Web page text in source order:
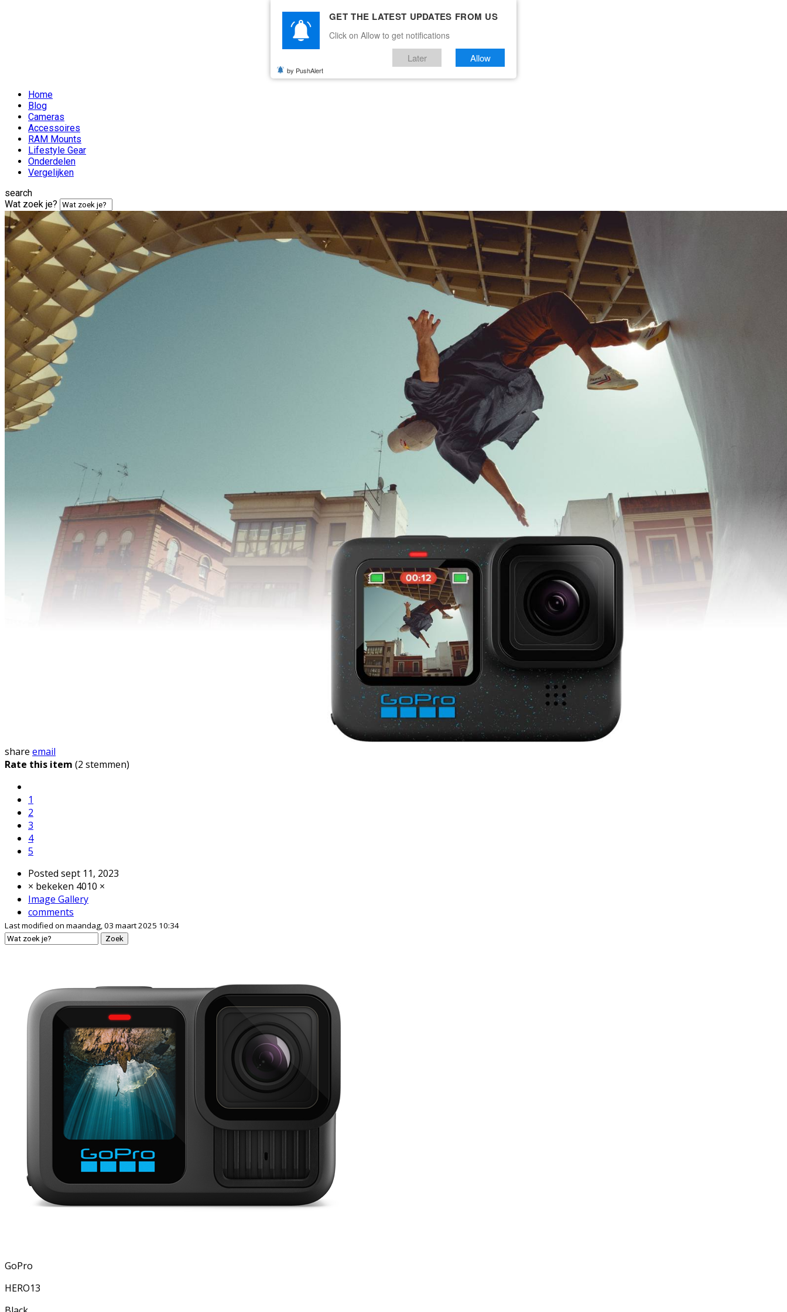
Home
Blog
Cameras
Accessoires
RAM Mounts
Lifestyle Gear
Onderdelen
Vergelijken
search
Wat zoek je?
share email
Rate this item (2 stemmen)
1
2
3
4
5
Posted sept 11, 2023
× bekeken 4010 ×
Image Gallery
comments
Last modified on maandag, 03 maart 2025 10:34
GoPro
HERO13
GET THE LATEST UPDATES FROM US
Click on Allow to get notifications
Later Allow
by PushAlert